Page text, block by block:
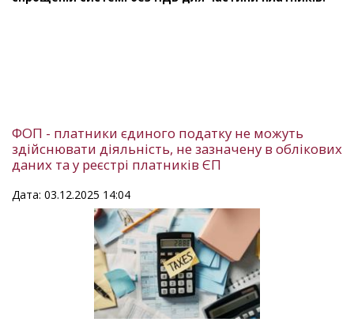
ФОП - платники єдиного податку не можуть
здійснювати діяльність, не зазначену в облікових
даних та у реєстрі платників ЄП
Дата: 03.12.2025 14:04